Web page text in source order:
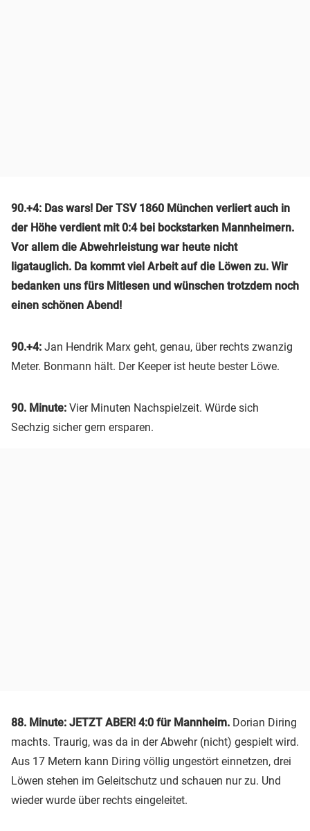
90.+4: Das wars! Der TSV 1860 München verliert auch in
der Höhe verdient mit 0:4 bei bockstarken Mannheimern.
Vor allem die Abwehrleistung war heute nicht
ligatauglich. Da kommt viel Arbeit auf die Löwen zu. Wir
bedanken uns fürs Mitlesen und wünschen trotzdem noch
einen schönen Abend!
90.+4: Jan Hendrik Marx geht, genau, über rechts zwanzig
Meter. Bonmann hält. Der Keeper ist heute bester Löwe.
90. Minute: Vier Minuten Nachspielzeit. Würde sich
Sechzig sicher gern ersparen.
88. Minute: JETZT ABER! 4:0 für Mannheim. Dorian Diring
machts. Traurig, was da in der Abwehr (nicht) gespielt wird.
Aus 17 Metern kann Diring völlig ungestört einnetzen, drei
Löwen stehen im Geleitschutz und schauen nur zu. Und
wieder wurde über rechts eingeleitet.